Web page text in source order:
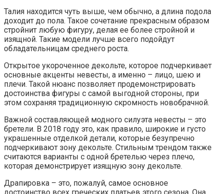
Талия находится чуть выше, чем обычно, а длина подола
доходит до пола. Такое сочетание прекрасным образом
стройнит любую фигуру, делая ее более стройной и
изящной. Такие модели лучше всего подойдут
обладательницам среднего роста.
Открытое укороченное декольте, которое подчеркивает
основные акценты невесты, а именно – лицо, шею и
плечи. Такой нюанс позволяет продемонстрировать
достоинства фигуры с самой выгодной стороны, при
этом сохраняя традиционную скромность новобрачной.
Важной составляющей модного силуэта невесты – это
бретели. В 2018 году это, как правило, широкие и густо
украшенные отделкой детали, которые безупречно
подчеркивают зону декольте. Стильным трендом также
считаются варианты с одной бретелью через плечо,
которая демонстрирует изящную зону декольте.
Драпировка – это, пожалуй, самое основное